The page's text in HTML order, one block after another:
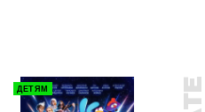
ДЕТЯМ